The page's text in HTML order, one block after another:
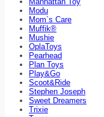
Modu
Mom`s Care
Muffik®
Mushie
OplaToys
Pearhead
Plan Toys
Play&Go
Scoot&Ride
Stephen Joseph
Sweet Dreamers
Trixie